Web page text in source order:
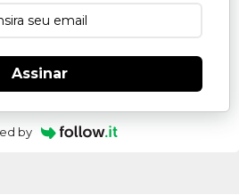
Assinar
by